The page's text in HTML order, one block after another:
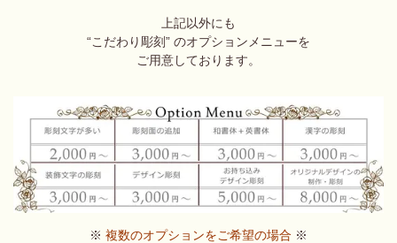
上記以外にも
“こだわり彫刻” のオプションメニューを
ご用意しております。
※ 複数のオプションをご希望の場合 ※